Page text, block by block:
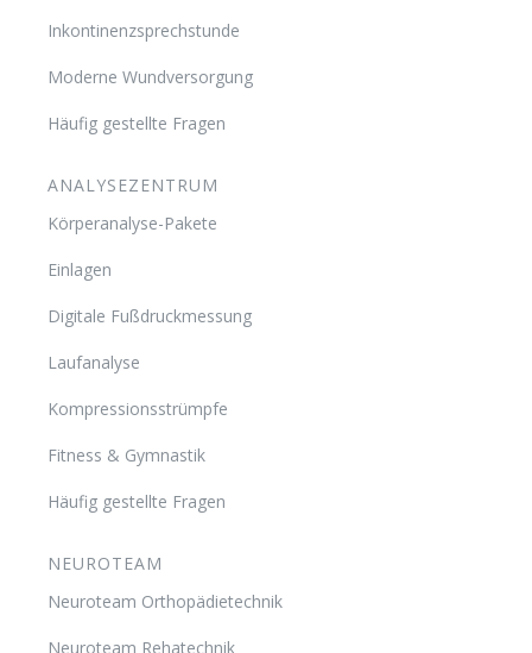
Inkontinenzsprechstunde
Moderne Wundversorgung
Häufig gestellte Fragen
ANALYSEZENTRUM
Körperanalyse-Pakete
Einlagen
Digitale Fußdruckmessung
Laufanalyse
Kompressionsstrümpfe
Fitness & Gymnastik
Häufig gestellte Fragen
NEUROTEAM
Neuroteam Orthopädietechnik
Neuroteam Rehatechnik